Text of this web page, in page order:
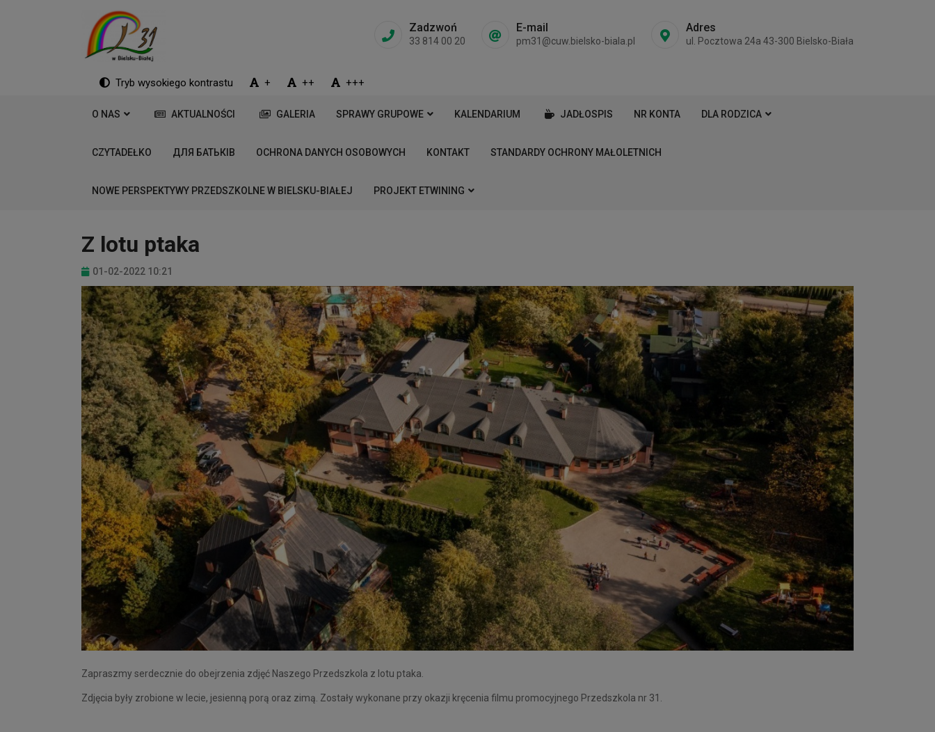
Zadzwoń
33 814 00 20
E-mail
pm31@cuw.bielsko-biala.pl
Adres
ul. Pocztowa 24a 43-300 Bielsko-Biała
Tryb wysokiego kontrastu + ++ +++
O NAS AKTUALNOŚCI GALERIA SPRAWY GRUPOWE KALENDARIUM JADŁOSPIS NR KONTA DLA RODZICA
CZYTADEŁKO ДЛЯ БАТЬКІВ OCHRONA DANYCH OSOBOWYCH KONTAKT STANDARDY OCHRONY MAŁOLETNICH
NOWE PERSPEKTYWY PRZEDSZKOLNE W BIELSKU-BIAŁEJ PROJEKT ETWINING
Z lotu ptaka
01-02-2022 10:21
Zapraszmy serdecznie do obejrzenia zdjęć Naszego Przedszkola z lotu ptaka.
Zdjęcia były zrobione w lecie, jesienną porą oraz zimą. Zostały wykonane przy okazji kręcenia filmu promocyjnego Przedszkola nr 31.